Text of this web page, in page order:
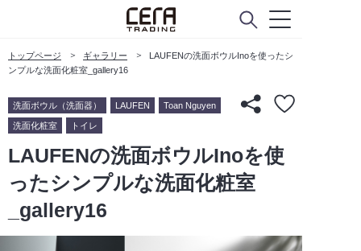
トップページ ギャラリー
LAUFENの洗面ボウルInoを使ったシ
ンプルな洗面化粧室_gallery16
洗面ボウル（洗面器） LAUFEN Toan Nguyen
洗面化粧室 トイレ
LAUFENの洗面ボウルInoを使
ったシンプルな洗面化粧室
_gallery16